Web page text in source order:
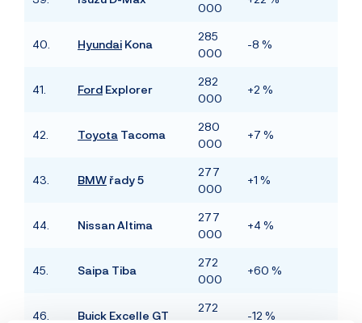
000
40. Hyundai Kona
285
000
-8 %
41. Ford Explorer
282
000
+2 %
42. Toyota Tacoma
280
000
+7 %
43. BMW řady 5
277
000
+1 %
44. Nissan Altima
277
000
+4 %
45. Saipa Tiba
272
000
+60 %
46. Buick Excelle GT
272
-12 %